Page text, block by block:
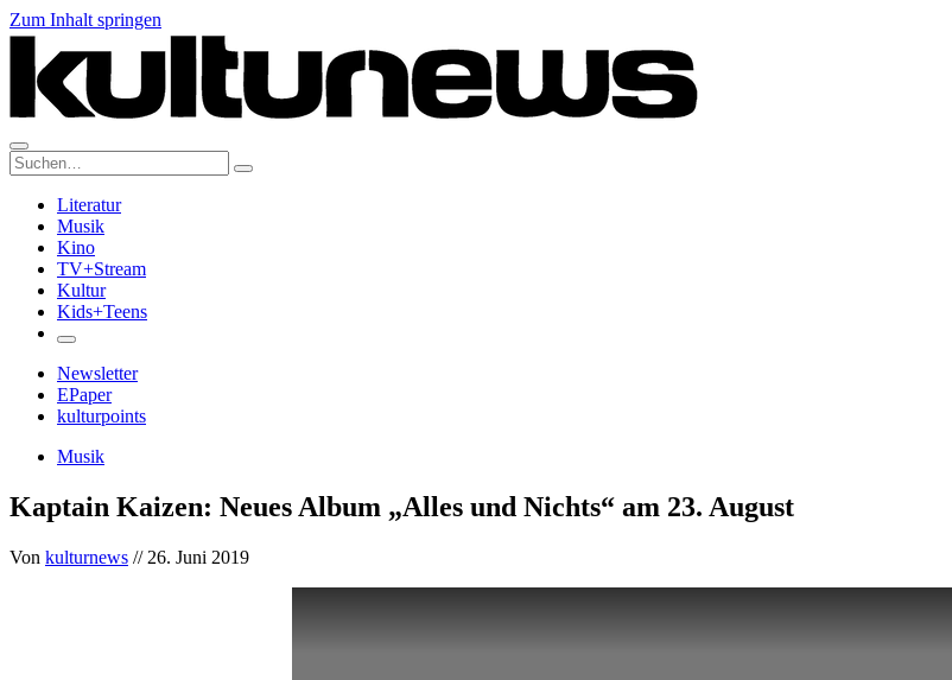
Zum Inhalt springen
Suche:
Literatur
Musik
Kino
TV+Stream
Kultur
Kids+Teens
Newsletter
EPaper
kulturpoints
Musik
Kaptain Kaizen: Neues Album „Alles und Nichts“ am 23. August
Von kulturnews // 26. Juni 2019